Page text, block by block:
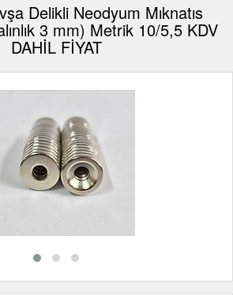
Delikli Neodyum Mıknatıs
3 mm) Metrik 10/5,5 KDV
DAHİL FİYAT